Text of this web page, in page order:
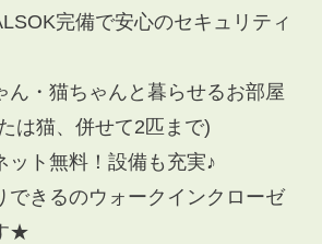
完備で安心のセキュリティ
ん・猫ちゃんと暮らせるお部屋
は猫、併せて2匹まで)
ット無料！設備も充実♪
できるのウォークインクローゼ
★